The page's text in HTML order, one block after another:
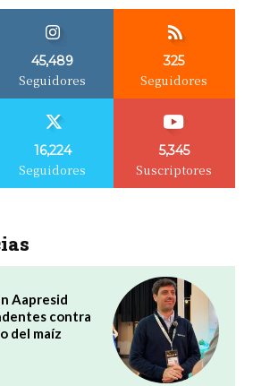
45,489
Seguidores
325
Seguidores
16,224
Seguidores
5,345
Suscriptores
Aapresid
contra
del maíz